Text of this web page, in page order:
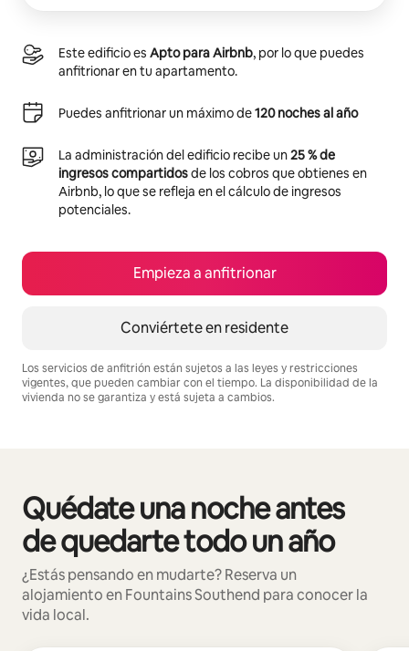
Este edificio es Apto para Airbnb, por lo que puedes
anfitrionar en tu apartamento.
Puedes anfitrionar un máximo de120 noches al año
La administración del edificio recibe un25 % de
ingresos compartidosde los cobros que obtienes en
Airbnb, lo que se refleja en el cálculo de ingresos
potenciales.
Empieza a anfitrionar
Conviértete en residente
Los servicios de anfitrión están sujetos a las leyes y restricciones
vigentes, que pueden cambiar con el tiempo. La disponibilidad de la
vivienda no se garantiza y está sujeta a cambios.
Quédate una noche antes
de quedarte todo un año
¿Estás pensando en mudarte? Reserva un
alojamiento en Fountains Southend para conocer la
vida local.
Se muestran0 de 0 elementos